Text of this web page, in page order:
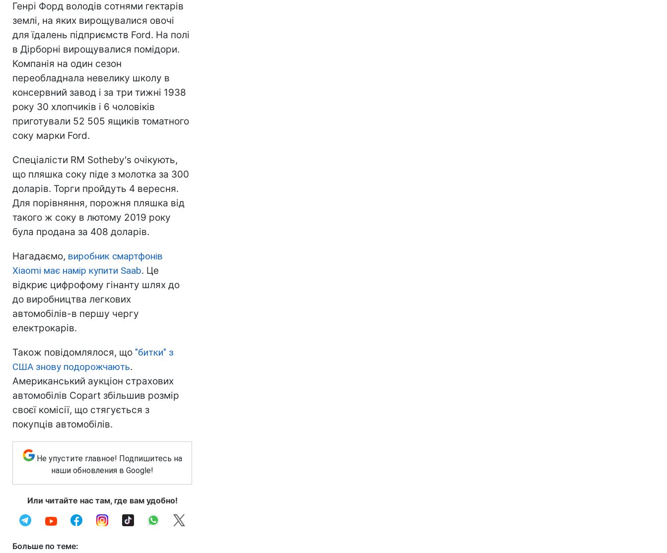
Генрі Форд володів сотнями гектарів
землі, на яких вирощувалися овочі
для їдалень підприємств Ford. На полі
в Дірборні вирощувалися помідори.
Компанія на один сезон
переобладнала невелику школу в
консервний завод і за три тижні 1938
року 30 хлопчиків і 6 чоловіків
приготували 52 505 ящиків томатного
соку марки Ford.
Спеціалісти RM Sotheby's очікують,
що пляшка соку піде з молотка за 300
доларів. Торги пройдуть 4 вересня.
Для порівняння, порожня пляшка від
такого ж соку в лютому 2019 року
була продана за 408 доларів.
Нагадаємо, виробник смартфонів
Xiaomi має намір купити Saab. Це
відкриє цифрофому гінанту шлях до
до виробництва легкових
автомобілів-в першу чергу
електрокарів.
Також повідомлялося, що "битки" з
США знову подорожчають.
Американський аукціон страхових
автомобілів Copart збільшив розмір
своєї комісії, що стягується з
покупців автомобілів.
Не упустите главное! Подпишитесь на
наши обновления в Google!
Или читайте нас там, где вам удобно!
Больше по теме: